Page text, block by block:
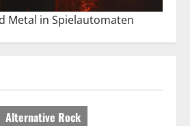
Metal in Spielautomaten
Alternative Rock